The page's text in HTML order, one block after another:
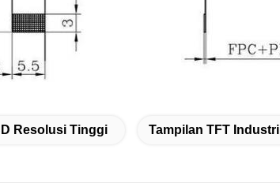
Resolusi Tinggi Tampilan TFT Industri